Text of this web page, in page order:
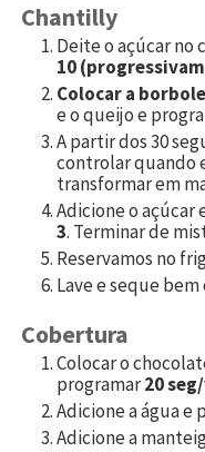
Chantilly
Deite o açúcar no
10
Colocar a
e o queijo e
A partir dos 30
controlar quando
transformar em
Adicione o
3. Terminar de
Reservamos no
Lave e seque
Cobertura
Colocar o
programar20
Adicione a água e
Adicione a